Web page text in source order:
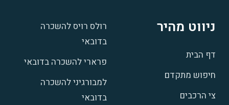
ניווט מהיר
דף הבית
חיפוש מתקדם
צי הרכבים
רולס רויס להשכרה
בדובאי
פרארי להשכרה בדובאי
למבורגיני להשכרה
בדובאי